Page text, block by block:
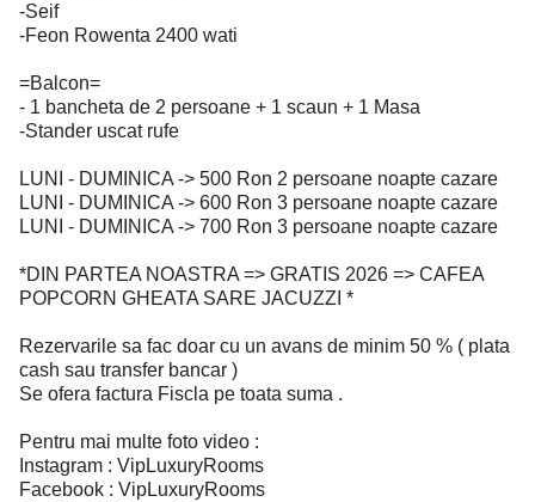
-Seif
-Feon Rowenta 2400 wati
=Balcon=
- 1 bancheta de 2 persoane + 1 scaun + 1 Masa
-Stander uscat rufe
LUNI - DUMINICA -> 500 Ron 2 persoane noapte cazare
LUNI - DUMINICA -> 600 Ron 3 persoane noapte cazare
LUNI - DUMINICA -> 700 Ron 3 persoane noapte cazare
*DIN PARTEA NOASTRA => GRATIS 2026 => CAFEA
POPCORN GHEATA SARE JACUZZI *
Rezervarile sa fac doar cu un avans de minim 50 % ( plata
cash sau transfer bancar )
Se ofera factura Fiscla pe toata suma .
Pentru mai multe foto video :
Instagram : VipLuxuryRooms
Facebook : VipLuxuryRooms